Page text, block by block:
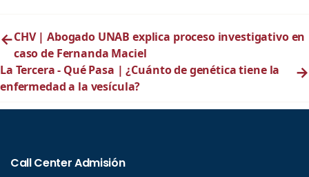
←CHV | Abogado UNAB explica proceso investigativo en
caso de Fernanda Maciel
La Tercera - Qué Pasa | ¿Cuánto de genética tiene la
enfermedad a la vesícula?
→